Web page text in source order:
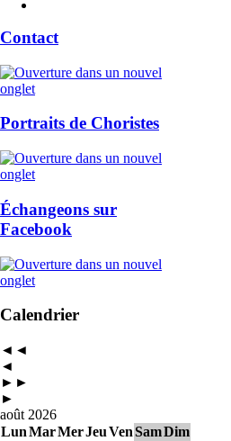
Contact
Portraits de Choristes
Échangeons sur
Facebook
Calendrier
◄◄
◄
►►
►
août 2026
LunMarMerJeuVenSamDim